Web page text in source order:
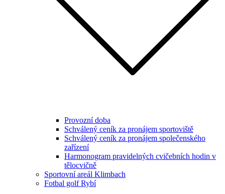
Provozní doba
Schválený ceník za pronájem sportoviště
Schválený ceník za pronájem společenského
zařízení
Harmonogram pravidelných cvičebních hodin v
tělocvičně
Sportovní areál Klimbach
Fotbal golf Rybí